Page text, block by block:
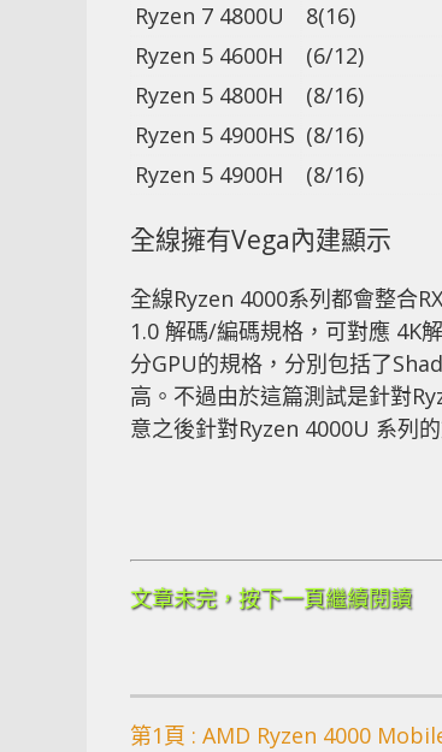
Ryzen 7 4800U
8(16)
Ryzen 5 4600H
(6/12)
Ryzen 5 4800H
(8/16)
Ryzen 5 4900HS (8/16)
Ryzen 5 4900H
(8/16)
全線擁有Vega內建顯示
全線Ryzen 4000系列都會整合
1.0 解碼/編碼規格，可對應 4K
分GPU的規格，分別包括了
高。不過由於這篇測試是針對
意之後針對Ryzen 4000U 系列的
文章未完，按下一頁繼續閱讀
第1頁 : AMD Ryzen 4000